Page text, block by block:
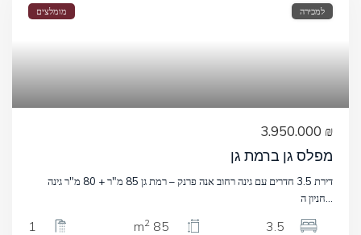
מומלצים למכירה
₪ 3.950.000
מפלס גן ברמת גן
דירת 3.5 חדרים עם גינה רחוב אנה פרנק – רמת גן 85 מ"ר + 80 מ"ר גינה
חניון ה
3.5
85 m
2
1